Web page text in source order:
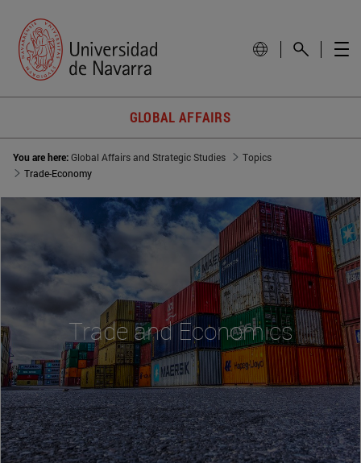
GLOBAL AFFAIRS
You are here:Global Affairs and Strategic Studies
Topics
Trade-Economy
Trade and Economics